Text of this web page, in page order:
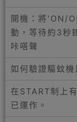
開機：將'ON/
動，等待約3秒
咔嗒聲
如何驗證驅蚊機
在START制上
已運作。